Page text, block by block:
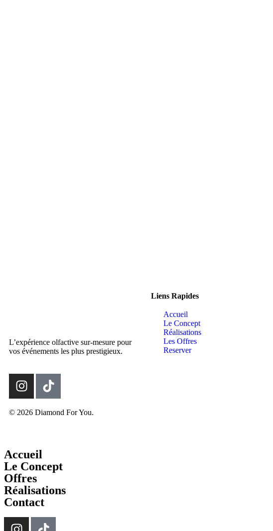
L’expérience olfactive sur-mesure pour
vos événements les plus prestigieux.
Liens Rapides
Accueil
Le Concept
Réalisations
Les Offres
Reserver
© 2026 Diamond For You.
Accueil
Le Concept
Offres
Réalisations
Contact